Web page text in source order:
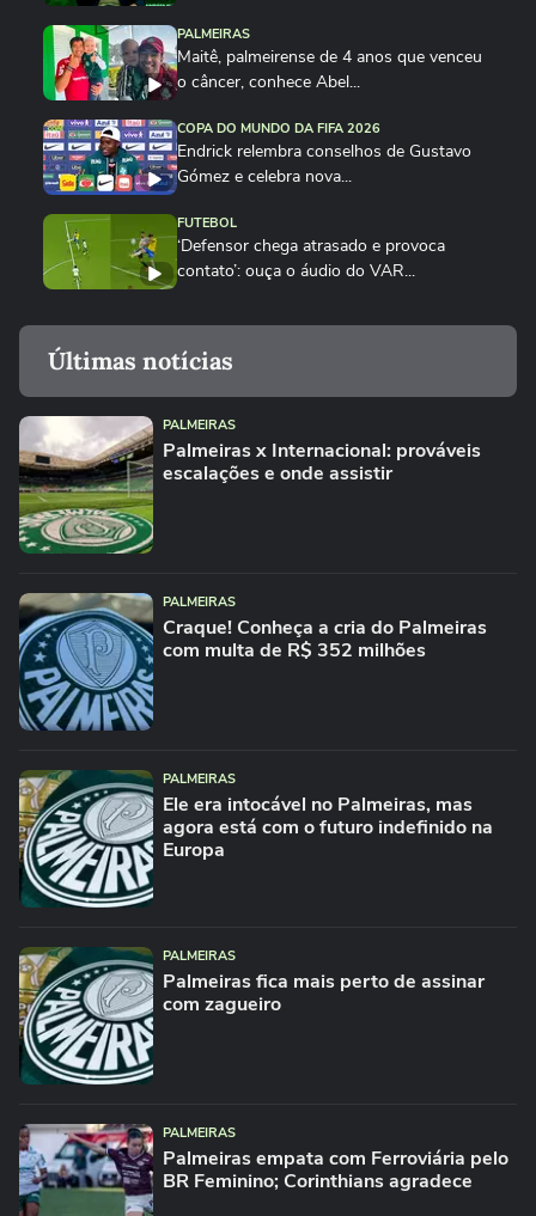
PALMEIRAS
Maitê, palmeirense de 4 anos que venceu
o câncer, conhece Abel...
COPA DO MUNDO DA FIFA 2026
Endrick relembra conselhos de Gustavo
Gómez e celebra nova...
FUTEBOL
‘Defensor chega atrasado e provoca
contato’: ouça o áudio do VAR...
árbitro anular gol da...
Abel Ferreira reconhece ‘jogo ruim’ e volta
a citar calendário ao...
ESPORTES
Palmeiras repete STJD e usa vídeo de
dublador para questionar gol...
‘Nubank Parque’: Arena do Palmeiras
ganha novo nome após acordo de...
PALMEIRAS
Abel responde sobre ‘lei do silêncio’,
Últimas notícias
PALMEIRAS
Palmeiras x Internacional: prováveis
escalações e onde assistir
PALMEIRAS
Craque! Conheça a cria do Palmeiras
com multa de R$ 352 milhões
PALMEIRAS
Ele era intocável no Palmeiras, mas
agora está com o futuro indefinido na
Europa
PALMEIRAS
Palmeiras fica mais perto de assinar
com zagueiro
PALMEIRAS
Palmeiras empata com Ferroviária pelo
BR Feminino; Corinthians agradece